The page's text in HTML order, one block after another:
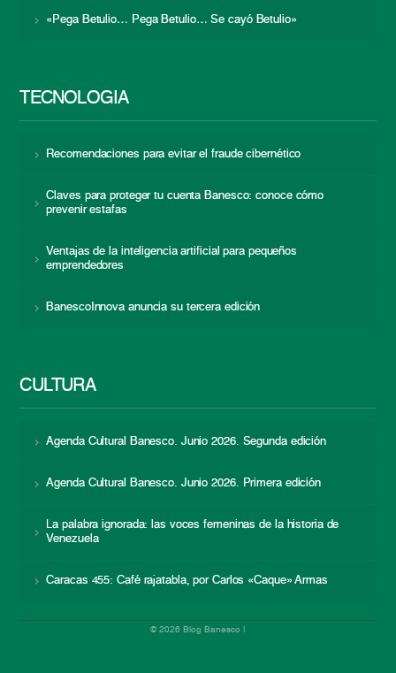
«Pega Betulio… Pega Betulio… Se cayó Betulio»
TECNOLOGÍA
Recomendaciones para evitar el fraude cibernético
Claves para proteger tu cuenta Banesco: conoce cómo
prevenir estafas
Ventajas de la inteligencia artificial para pequeños
emprendedores
BanescoInnova anuncia su tercera edición
CULTURA
Agenda Cultural Banesco. Junio 2026. Segunda edición
Agenda Cultural Banesco. Junio 2026. Primera edición
La palabra ignorada: las voces femeninas de la historia de
Venezuela
Caracas 455: Café rajatabla, por Carlos «Caque» Armas
© 2026 Blog Banesco |